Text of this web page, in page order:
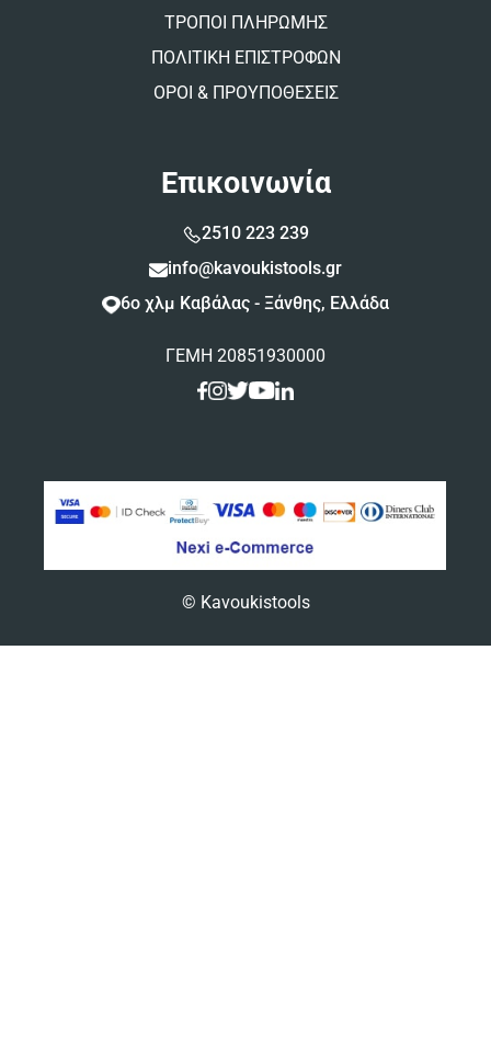
ΤΡΟΠΟΙ ΠΛΗΡΩΜΗΣ
ΠΟΛΙΤΙΚΗ ΕΠΙΣΤΡΟΦΩΝ
ΟΡΟΙ & ΠΡΟΥΠΟΘΕΣΕΙΣ
Επικοινωνία
2510 223 239
info@kavoukistools.gr
6ο χλμ Καβάλας - Ξάνθης, Ελλάδα
ΓΕΜΗ 20851930000
© Kavoukistools